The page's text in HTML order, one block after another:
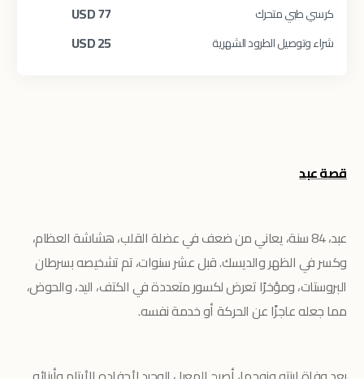
كرسي طبي متحرك 77
USD
شراء وتوصيل الطرود الشهرية 25
USD
قصة عبد
عبد، 84 سنة، يعاني من ضعف في عضلة القلب، هشاشة العظام،
وكسر في الظهر والديسك. قبل عشر سنوات، تم تشخيصه بسرطان
البروستات، ومؤخرًا تعرض لكسور متعددة في الكتف، اليد، والحوض،
مما جعله عاجزًا عن الحركة أو خدمة نفسه.